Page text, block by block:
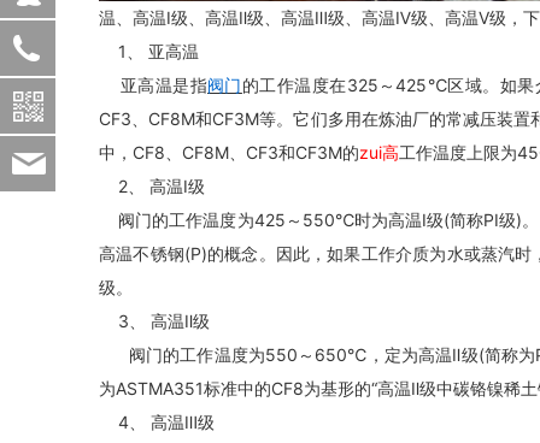
温、高温Ⅰ级、高温Ⅱ级、高温Ⅲ级、高温Ⅳ级、高温Ⅴ级，
1、 亚高温
亚高温是指阀门的工作温度在325～425℃区域。如果
CF3、CF8M和CF3M等。它们多用在炼油厂的常减压装
中，CF8、CF8M、CF3和CF3M的zui高工作温度上限
2、 高温Ⅰ级
阀门的工作温度为425～550℃时为高温Ⅰ级(简称PI级)。
高温不锈钢(P)的概念。因此，如果工作介质为水或蒸汽
级。
3、 高温Ⅱ级
阀门的工作温度为550～650℃，定为高温Ⅱ级(简称为
为ASTMA351标准中的CF8为基形的“高温Ⅱ级中碳铬镍
4、 高温Ⅲ级
15963678999
sdhgfm@163.com